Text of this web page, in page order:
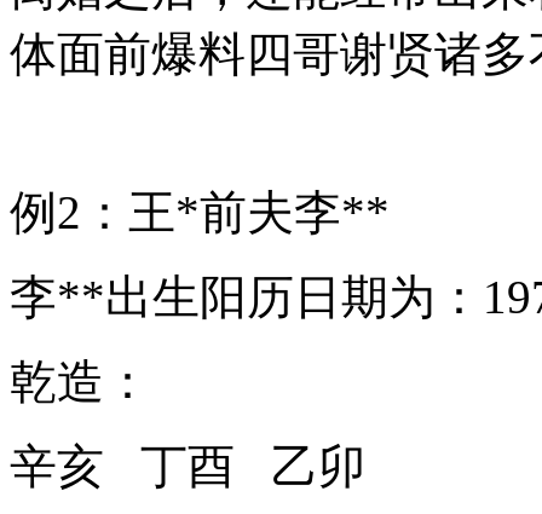
体面前爆料四哥谢贤诸
例2：王*前夫李**
李**出生阳历日期为：
乾造：
辛亥 丁酉 乙卯